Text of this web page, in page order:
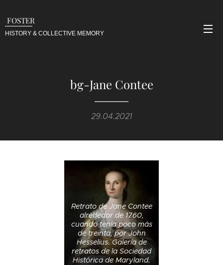
FOSTER
HISTORY & COLLECTIVE MEMORY
bg-Jane Contee
29.04.2021
Retrato de Jane Contee
alrededor de 1760,
cuando tenía poco más
de treinta, por John
Hesselius. Galería de
retratos de la Sociedad
Histórica de Maryland.